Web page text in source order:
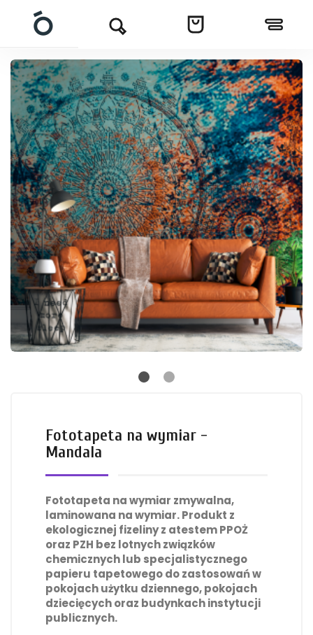
Fototapeta na wymiar -
Mandala
Fototapeta na wymiar zmywalna,
laminowana na wymiar. Produkt z
ekologicznej fizeliny z atestem PPOŻ
oraz PZH bez lotnych związków
chemicznych lub specjalistycznego
papieru tapetowego do zastosowań w
pokojach użytku dziennego, pokojach
dziecięcych oraz budynkach instytucji
publicznych.